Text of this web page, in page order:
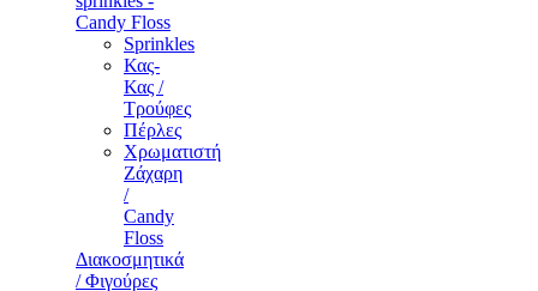
Candy Floss
Sprinkles
Κας-
Κας /
Τρούφες
Πέρλες
Χρωματιστή
Ζάχαρη
/
Candy
Floss
Διακοσμητικά
/ Φιγούρες